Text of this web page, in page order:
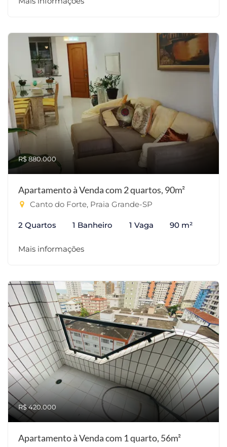
R$ 880.000
Apartamento à Venda com 2 quartos, 90m²
Canto do Forte, Praia Grande-SP
2 Quartos 1 Banheiro 1 Vaga 90 m²
Mais informações
R$ 420.000
Apartamento à Venda com 1 quarto, 56m²